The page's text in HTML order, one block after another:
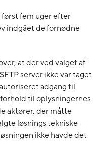
fem uger efter
indgået de fornødne
at der ved valget af
server ikke var taget
adgang til
til oplysningernes
aktører, der måtte
løsnings tekniske
ikke havde det